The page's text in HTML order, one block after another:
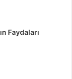
Faydaları